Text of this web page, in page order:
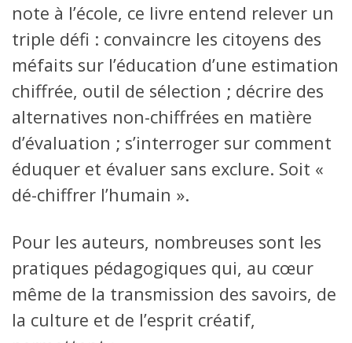
note à l’école, ce livre entend relever un
triple défi : convaincre les citoyens des
méfaits sur l’éducation d’une estimation
chiffrée, outil de sélection ; décrire des
alternatives non-chiffrées en matière
d’évaluation ; s’interroger sur comment
éduquer et évaluer sans exclure. Soit «
dé-chiffrer l’humain ».
Pour les auteurs, nombreuses sont les
pratiques pédagogiques qui, au cœur
même de la transmission des savoirs, de
la culture et de l’esprit créatif,